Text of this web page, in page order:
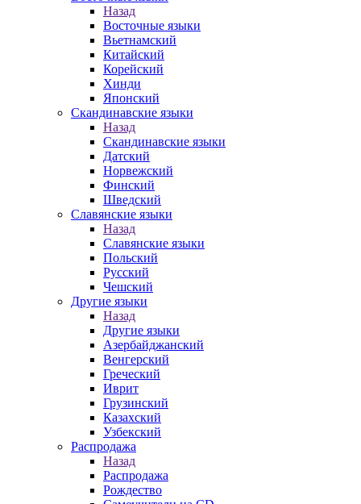
Назад
Восточные языки
Вьетнамский
Китайский
Корейский
Хинди
Японский
Скандинавские языки
Назад
Скандинавские языки
Датский
Норвежский
Финский
Шведский
Славянские языки
Назад
Славянские языки
Польский
Русский
Чешский
Другие языки
Назад
Другие языки
Азербайджанский
Венгерский
Греческий
Иврит
Грузинский
Казахский
Узбекский
Распродажа
Назад
Распродажа
Рождество